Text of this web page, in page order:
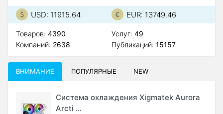
USD: 11915.64 EUR: 13749.46
Товаров: 4390
Компаний: 2638
Услуг: 49
Публикаций: 15157
ВНИМАНИЕ ПОПУЛЯРНЫЕ NEW
Система охлаждения Xigmatek Aurora
Arcti ...